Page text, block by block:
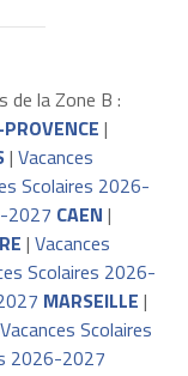
de la Zone B :
|
| Vacances
Scolaires 2026-
2027 CAEN |
| Vacances
Scolaires 2026-
MARSEILLE |
Vacances Scolaires
2026-2027